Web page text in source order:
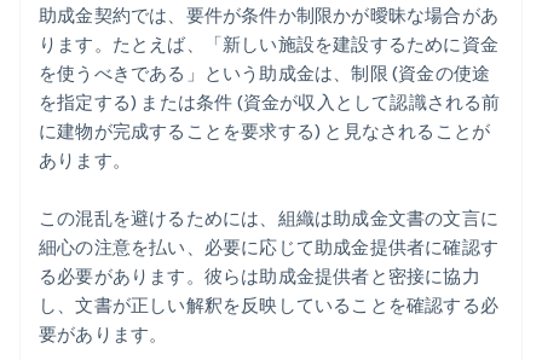
助成金契約では、要件が条件か制限かが曖昧な場合があ
ります。たとえば、「新しい施設を建設するために資金
を使うべきである」という助成金は、制限 (資金の使途
を指定する) または条件 (資金が収入として認識される前
に建物が完成することを要求する) と見なされることが
あります。
この混乱を避けるためには、組織は助成金文書の文言に
細心の注意を払い、必要に応じて助成金提供者に確認す
る必要があります。彼らは助成金提供者と密接に協力
し、文書が正しい解釈を反映していることを確認する必
要があります。